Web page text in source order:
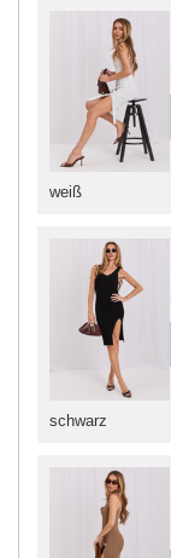
weiß
schwarz